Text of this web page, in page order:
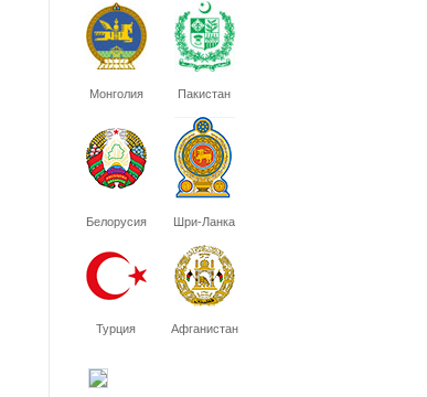
Монголия Пакистан
Белорусия Шри-Ланка
Турция Афганистан